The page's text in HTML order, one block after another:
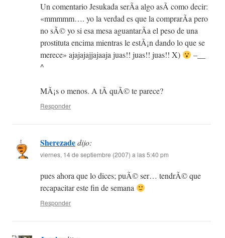
Un comentario Jesukada serÃ­a algo asÃ­ como decir:
«mmmmm…. yo la verdad es que la comprarÃ­a pero
no sÃ© yo si esa mesa aguantarÃ­a el peso de una
prostituta encima mientras le estÃ¡n dando lo que se
merece» ajajajajjajaaja juas!! juas!! juas!! X)
–__
^
MÃ¡s o menos. A tÃ­ quÃ© te parece?
Responder
Sherezadedijo:
viernes, 14 de septiembre (2007) a las 5:40 pm
pues ahora que lo dices; puÃ© ser… tendrÃ© que
recapacitar este fin de semana
Responder